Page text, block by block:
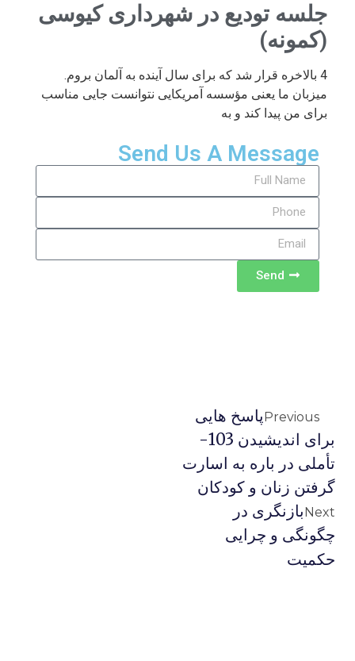
جلسه تودیع در شهرداری کیوسی
(کمونه)
4 بالاخره قرار شد که برای سال آینده به آلمان بروم.
میزبان ما یعنی مؤسسه آمریکایی نتوانست جایی مناسب
برای من پیدا کند و به
Send Us A Message
Send
Previousپاسخ هایی
برای اندیشیدن 103-
تأملی در باره به اسارت
گرفتن زنان و کودکان
Nextبازنگری در
چگونگی و چرایی
حکمیت